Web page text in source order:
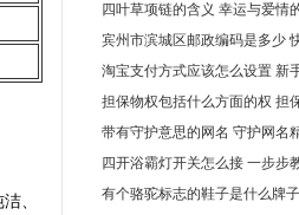
、
四叶草项链的含义 幸运与爱情
宾州市滨城区邮政编码是多少
淘宝支付方式应该怎么设置 新
担保物权包括什么方面的权 担
带有守护意思的网名 守护网名
四开浴霸灯开关怎么接 一步步
有个骆驼标志的鞋子是什么牌